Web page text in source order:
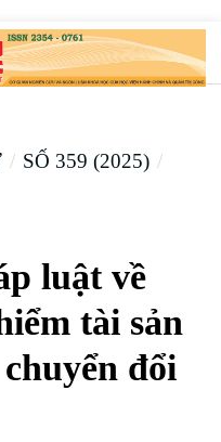
/ SỐ 359 (2025) /
luật về
tài sản
đổi